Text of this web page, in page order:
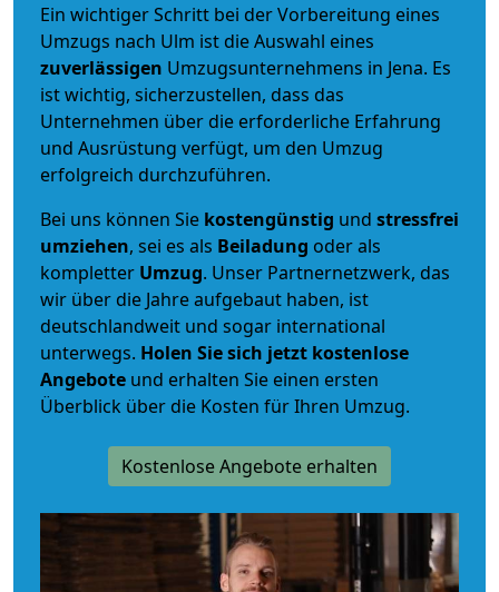
Ein wichtiger Schritt bei der Vorbereitung eines
Umzugs nach Ulm ist die Auswahl eines
zuverlässigen Umzugsunternehmens in Jena. Es
ist wichtig, sicherzustellen, dass das
Unternehmen über die erforderliche Erfahrung
und Ausrüstung verfügt, um den Umzug
erfolgreich durchzuführen.
Bei uns können Sie kostengünstig und stressfrei
umziehen, sei es als Beiladung oder als
kompletter Umzug. Unser Partnernetzwerk, das
wir über die Jahre aufgebaut haben, ist
deutschlandweit und sogar international
unterwegs. Holen Sie sich jetzt kostenlose
Angebote und erhalten Sie einen ersten
Überblick über die Kosten für Ihren Umzug.
Kostenlose Angebote erhalten